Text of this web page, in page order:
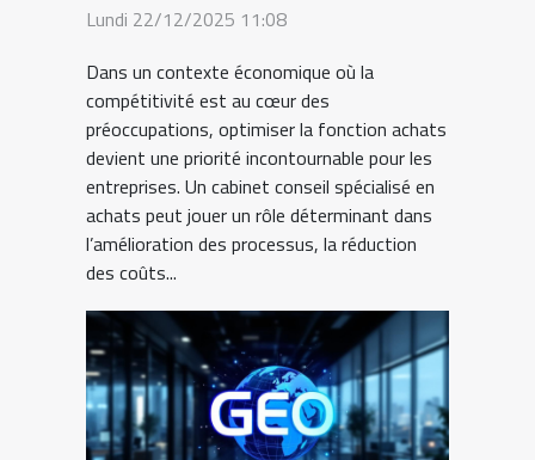
Lundi 22/12/2025 11:08
Dans un contexte économique où la
compétitivité est au cœur des
préoccupations, optimiser la fonction achats
devient une priorité incontournable pour les
entreprises. Un cabinet conseil spécialisé en
achats peut jouer un rôle déterminant dans
l’amélioration des processus, la réduction
des coûts...